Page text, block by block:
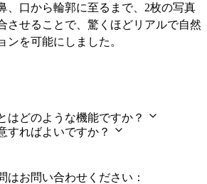
、口から輪郭に至るまで、2枚の写真
させることで、驚くほどリアルで自然
ンを可能にしました。
はどのような機能ですか？
すればよいですか？
はお問い合わせください：